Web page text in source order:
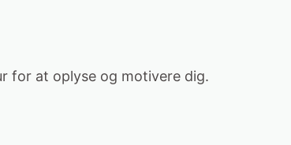
for at oplyse og motivere dig.